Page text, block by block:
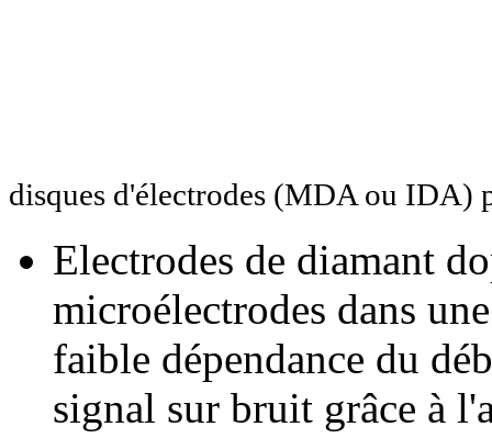
disques d'électrodes (MDA ou IDA)
Electrodes de diamant
microélectrodes dans
faible dépendance du
signal sur bruit grâce à